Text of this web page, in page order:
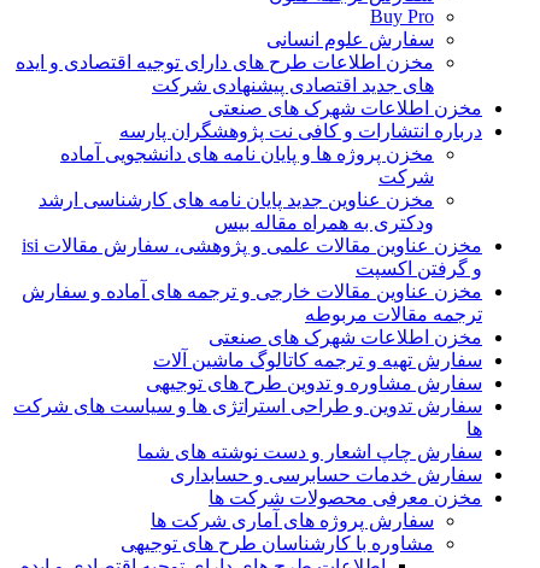
Buy Pro
سفارش علوم انسانی
مخزن اطلاعات طرح های دارای توجیه اقتصادی و ایده
های جدید اقتصادی پیشنهادی شرکت
مخزن اطلاعات شهرک های صنعتی
درباره انتشارات و کافی نت پژوهشگران پارسه
مخزن پروژه ها و پایان نامه های دانشجویی آماده
شرکت
مخزن عناوین جدید پایان نامه های کارشناسی ارشد
ودکتری به همراه مقاله بیس
مخزن عناوین مقالات علمی و پژوهشی، سفارش مقالات isi
و گرفتن اکسپت
مخزن عناوین مقالات خارجی و ترجمه های آماده و سفارش
ترجمه مقالات مربوطه
مخزن اطلاعات شهرک های صنعتی
سفارش تهیه و ترجمه کاتالوگ ماشین آلات
سفارش مشاوره و تدوین طرح های توجیهی
سفارش تدوین و طراحی استراتژی ها و سیاست های شرکت
ها
سفارش چاپ اشعار و دست نوشته های شما
سفارش خدمات حسابرسی و حسابداری
مخزن معرفی محصولات شرکت ها
سفارش پروژه های آماری شرکت ها
مشاوره با کارشناسان طرح های توجیهی